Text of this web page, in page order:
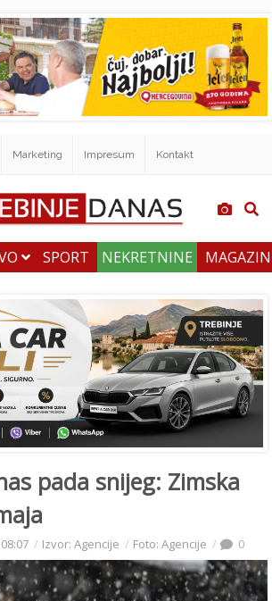
Marketing Impresum Kontakt
SPORT NEKRETNINE
pada snijeg: Zimska
Izvor: Agencije Foto: Agencije 0